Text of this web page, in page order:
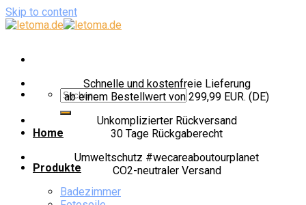
Skip to content
Home
Produkte
Badezimmer
Schnelle und kostenfreie Lieferung
ab einem Bestellwert von 299,99 EUR. (DE)
Unkomplizierter Rückversand
30 Tage Rückgaberecht
Umweltschutz #wecareaboutourplanet
CO2-neutraler Versand